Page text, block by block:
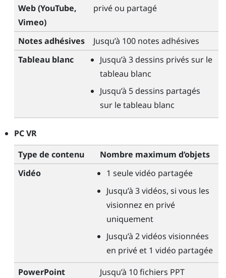
Web (YouTube,
Vimeo)
privé ou partagé
Notes adhésives
Jusqu’à 100 notes adhésives
Tableau blanc
Jusqu’à 3 dessins privés sur le
tableau blanc
Jusqu’à 5 dessins partagés
sur le tableau blanc
PC VR
Type de contenu
Nombre maximum d’objets
Vidéo
1 seule vidéo partagée
Jusqu’à 3 vidéos, si vous les
visionnez en privé
uniquement
Jusqu’à 2 vidéos visionnées
en privé et 1 vidéo partagée
PowerPoint
Jusqu’à 10 fichiers PPT